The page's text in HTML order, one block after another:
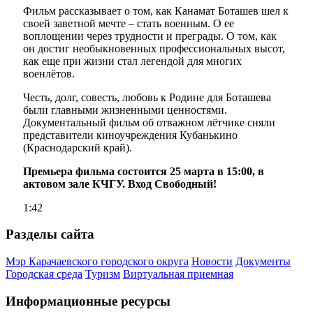
Фильм рассказывает о том, как Канамат Боташев шел к
своей заветной мечте – стать военным. О ее
воплощении через трудности и преграды. О том, как
он достиг необыкновенных профессиональных высот,
как еще при жизни стал легендой для многих
военлётов.
Честь, долг, совесть, любовь к Родине для Боташева
были главными жизненными ценностями.
Документальный фильм об отважном лётчике сняли
представители киноучреждения Кубанькино
(Краснодарский край).
Премьера фильма состоится 25 марта в 15:00, в
актовом зале КЧГУ. Вход Свободный!
1:42
Разделы сайта
Мэр Карачаевского городского округа Новости Документы
Городская среда Туризм Виртуальная приемная
Информационные ресурсы